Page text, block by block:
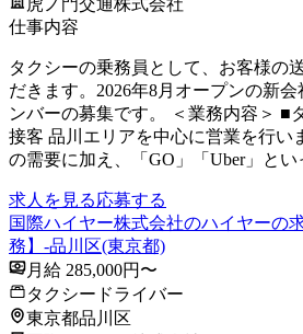
虎ノ門交通株式会社
仕事内容
タクシーの乗務員として、お客様の
だきます。2026年8月オープンの新
ンバーの募集です。 ＜業務内容＞ ■
接客 品川エリアを中心に営業を行い
の需要に加え、「GO」「Uber」と
求人を見る応募する
国際ハイヤー株式会社のハイヤーの
務】-品川区(東京都)
月給 285,000円〜
タクシードライバー
東京都品川区